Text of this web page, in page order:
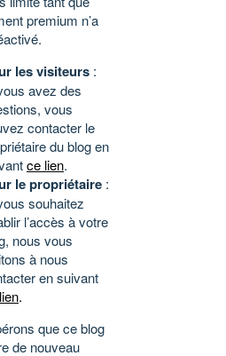
premium n’a
les visiteurs :
avez des
vous
contacter le
du blog en
ce lien.
le propriétaire :
souhaitez
l’accès à votre
nous vous
à nous
en suivant
.
que ce blog
de nouveau